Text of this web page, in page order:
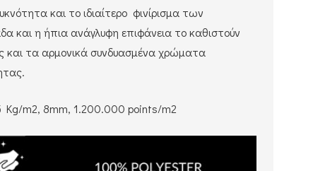
και το ιδιαίτερο φινίρισμα των
και η ήπια ανάγλυφη επιφάνεια το καθιστούν
και τα αρμονικά συνδυασμένα χρώματα
Kg/m2, 8mm, 1.200.000 points/m2